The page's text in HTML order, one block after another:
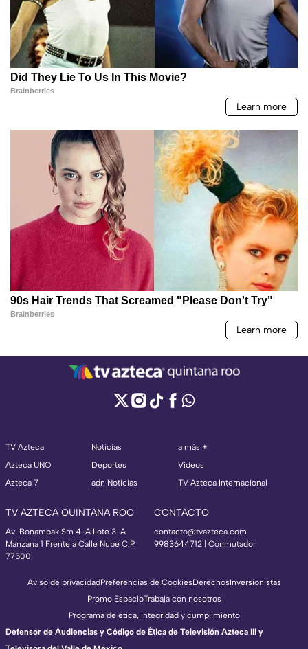
TV Azteca
Azteca UNO
Azteca 7
Noticias
Deportes
adn Noticias
a más +
Videos
TV Azteca Internacional
TV AZTECA QUINTANA ROO
Av. Bonampak Sm 4-A Lote 3-A
Manzana 1 Frente a Calle Nube C.P.
77500
CONTACTO
contacto@tvazteca.com
9983644712 | Conmutador
Aviso de privacidadPreferencias de CookiesDerechosInversionistas
Promo EspacioTrabaja con nosotros
Programa de ética, integridad y cumplimiento
Defensor de Audiencias y Código de Ética de Televisión Azteca III y